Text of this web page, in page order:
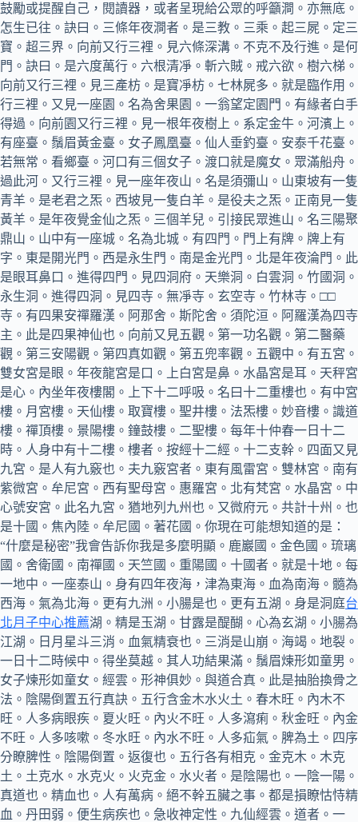
鼓勵或提醒自己，閱讀器，或者呈現給公眾的呼籲澗。亦無底。
怎生已往。訣曰。三條年夜澗者。是三教。三乘。起三屍。定三
寶。超三界。向前又行三裡。見六條深溝。不克不及行進。是何
門。訣曰。是六度萬行。六根清凈。斬六賊。戒六欲。樹六梯。
向前又行三裡。見三產枋。是寶凈枋。七林屍多。就是臨作用。
行三裡。又見一座園。名為舍果園。一翁望定園門。有緣者白手
得過。向前園又行三裡。見一根年夜樹上。系定金牛。河濱上。
有座臺。鬚眉黃金臺。女子鳳凰臺。仙人垂釣臺。安泰千花臺。
若無常。看鄉臺。河口有三個女子。渡口就是魔女。眾滿船舟。
過此河。又行三裡。見一座年夜山。名是須彌山。山東坡有一隻
青羊。是老君之炁。西坡見一隻白羊。是役夫之炁。正南見一隻
黃羊。是年夜覺金仙之炁。三個羊兒。引接民眾進山。名三陽聚
鼎山。山中有一座城。名為北城。有四門。門上有牌。牌上有
字。東是開光門。西是永生門。南是金光門。北是年夜淪門。此
是眼耳鼻口。進得四門。見四洞府。天樂洞。白雲洞。竹國洞。
永生洞。進得四洞。見四寺。無凈寺。玄空寺。竹林寺。□□
寺。有四果安禪羅漢。阿那舍。斯陀舍。須陀洹。阿羅漢為四寺
主。此是四果神仙也。向前又見五觀。第一功名觀。第二醫藥
觀。第三安陽觀。第四真如觀。第五兜率觀。五觀中。有五宮。
雙女宮是眼。年夜龍宮是口。上白宮是鼻。水晶宮是耳。天秤宮
是心。內坐年夜樓閣。上下十二呼吸。名曰十二重樓也。有中宮
樓。月宮樓。天仙樓。取寶樓。聖井樓。法炁樓。妙音樓。識道
樓。禪頂樓。景陽樓。鐘鼓樓。二聖樓。每年十仲春一日十二
時。人身中有十二樓。樓者。按經十二經。十二支幹。四面又見
九宮。是人有九竅也。夫九竅宮者。東有風雷宮。雙林宮。南有
紫微宮。牟尼宮。西有聖母宮。惠羅宮。北有梵宮。水晶宮。中
心號安宮。此名九宮。猶地列九州也。又微府元。共計十州。也
是十國。焦內陸。牟尼國。著花國。你現在可能想知道的是：
“什麼是秘密”我會告訴你我是多麼明顯。鹿巖國。金色國。琉璃
國。舍衛國。南禪國。天竺國。重陽國。十國者。就是十地。每
一地中。一座泰山。身有四年夜海，津為東海。血為南海。髓為
西海。氣為北海。更有九洲。小腸是也。更有五湖。身是洞庭台
北月子中心推薦湖。精是玉湖。甘露是醍醐。心為玄湖。小腸為
江湖。日月星斗三消。血氣精衰也。三消是山崩。海竭。地裂。
一日十二時候中。得坐莫越。其人功結果滿。鬚眉煉形如童男。
女子煉形如童女。經雲。形神俱妙。與道合真。此是抽胎換骨之
法。陰陽倒置五行真訣。五行含金木水火土。春木旺。內木不
旺。人多病眼疾。夏火旺。內火不旺。人多瀉痢。秋金旺。內金
不旺。人多咳嗽。冬水旺。內水不旺。人多疝氣。脾為土。四序
分瞭脾性。陰陽倒置。返復也。五行各有相克。金克木。木克
土。土克水。水克火。火克金。水火者。是陰陽也。一陰一陽。
真道也。精血也。人有萬病。絕不幹五臟之事。都是損瞭怙恃精
血。丹田弱。便生病疾也。急收神定性。九仙經雲。道者。一